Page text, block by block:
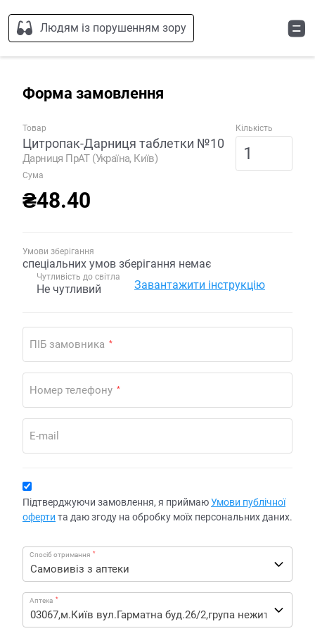
Людям із порушенням зору
Форма замовлення
Товар
Цитропак-Дарниця таблетки №10
Дарниця ПрАТ (Україна, Київ)
Кількість
Сума
₴48.40
Умови зберігання
спеціальних умов зберігання немає
Чутливість до світла
Не чутливий Завантажити інструкцію
ПІБ замовника *
Номер телефону *
E-mail
Підтверджуючи замовлення, я приймаюУмови публічної
оферти та даю згоду на обробку моїх персональних даних.
Спосіб отримання *
Аптека *